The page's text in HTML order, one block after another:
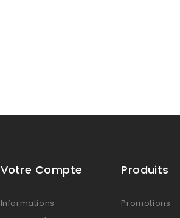
Votre Compte
Informations
Produits
Promotions